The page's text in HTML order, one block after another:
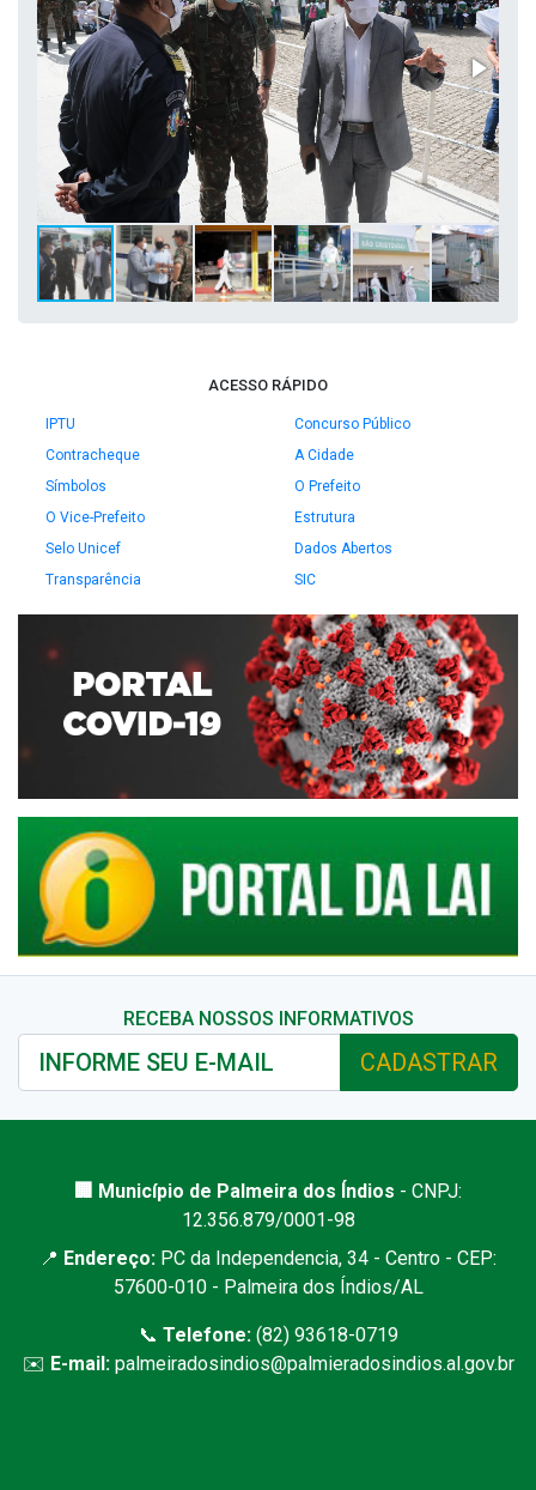
ACESSO RÁPIDO
IPTU
Concurso Público
Contracheque
A Cidade
Símbolos
O Prefeito
O Vice-Prefeito
Estrutura
Selo Unicef
Dados Abertos
Transparência
SIC
RECEBA NOSSOS INFORMATIVOS
CADASTRAR
🏢 Município de Palmeira dos Índios - CNPJ:
12.356.879/0001-98
📍 Endereço: PC da Independencia, 34 - Centro - CEP:
57600-010 - Palmeira dos Índios/AL
📞 Telefone:(82) 93618-0719
✉️ E-mail: palmeiradosindios@palmieradosindios.al.gov.br